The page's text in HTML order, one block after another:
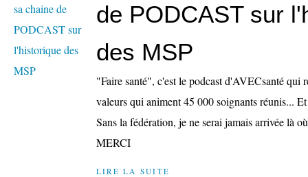
de PODCAST sur
des MSP
"Faire santé", c'est le podcast d'AVECsanté qui
valeurs qui animent 45 000 soignants réunis...
Sans la fédération, je ne serai jamais arrivée là
MERCI
LIRE LA SUITE